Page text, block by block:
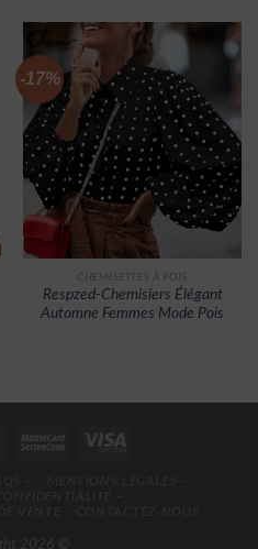
-17%
CHEMISETTES À POIS
Respzed-Chemisiers Élégant
Automne Femmes Mode Pois
2026 ©